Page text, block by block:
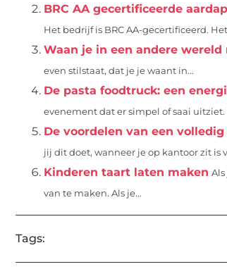
BRC AA gecertificeerde
Het bedrijf is BRC AA-gecertificeerd.
Waan je in een andere wereld
even stilstaat, dat je je waant in...
De pasta foodtruck: een
evenement dat er simpel of saai uitziet.
De voordelen van een
jij dit doet, wanneer je op kantoor zit is
Kinderen taart laten maken
van te maken. Als je...
Tags: